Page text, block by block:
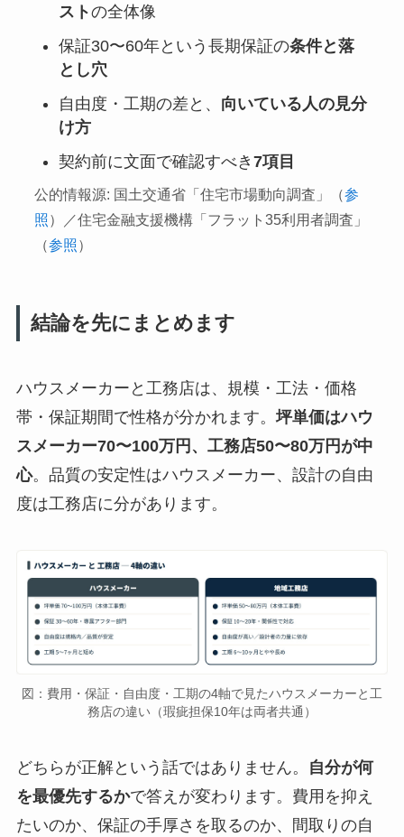
ストの全体像
保証30〜60年という長期保証の条件と落
とし穴
自由度・工期の差と、 向いている人の見分
け方
契約前に文面で確認すべき 7項目
公的情報源: 国土交通省「住宅市場動向調査」（参
照）／住宅金融支援機構「フラット35利用者調査」
（参照）
結論を先にまとめます
ハウスメーカーと工務店は、規模・工法・価格
帯・保証期間で性格が分かれます。坪単価はハウ
スメーカー70〜100万円、工務店50〜80万円が中
心。品質の安定性はハウスメーカー、設計の自由
度は工務店に分があります。
図：費用・保証・自由度・工期の4軸で見たハウスメーカーと工
務店の違い（瑕疵担保10年は両者共通）
どちらが正解という話ではありません。
自分が何
を最優先するかで答えが変わります。費用を抑え
たいのか、保証の手厚さを取るのか、間取りの自